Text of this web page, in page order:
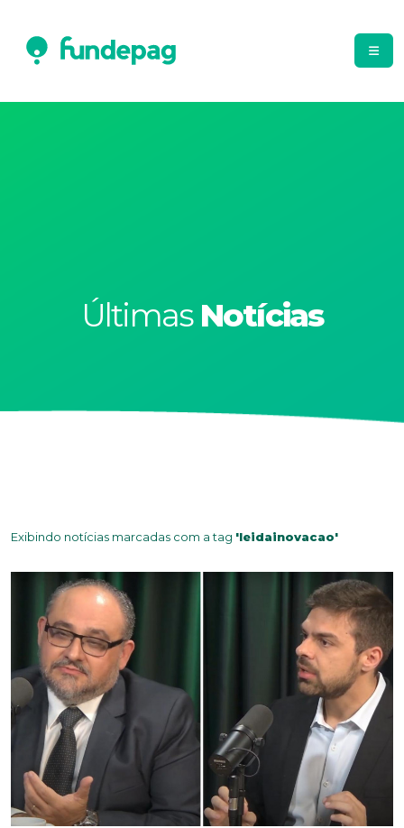
Últimas Notícias
Exibindo notícias marcadas com a tag 'leidainovacao'